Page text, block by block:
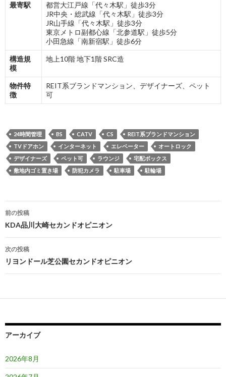
最寄駅
都営大江戸線「代々木駅」徒歩3分
JR中央・総武線「代々木駅」徒歩3分
JR山手線「代々木駅」徒歩3分
東京メトロ副都心線「北参道駅」徒歩5分
小田急線「南新宿駅」徒歩6分
構造規
模
地上10階 地下1階 SRC造
物件特
徴
REIT系ブランドマンション、デザイナーズ、ペット
可
24時間管理 BS CATV CS
REIT系ブランドマンション
TVドアホン
インターネット エレベーター
オートロック
デザイナーズ
ペット可 ラウンジ
宅配ボックス
敷地内ゴミ置き場
防犯カメラ 駐車場 駐輪場
投
稿
ナ
ビ
ゲ
ー
ョ
前の投稿
KDA品川大崎セカンドオピニオン
次の投稿
リヨンドール芝公園セカンドオピニオン
アーカイブ
2026年8月